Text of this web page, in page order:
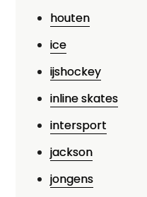
houten
ice
ijshockey
inline skates
intersport
jackson
jongens